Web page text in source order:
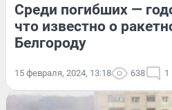
Среди погибших —
что известно о
Белгороду
15 февраля, 2024, 13:18 638 1